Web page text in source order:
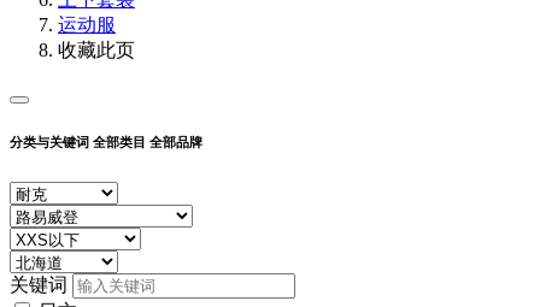
运动服
收藏此页
分类与关键词 全部类目 全部品牌
关键词